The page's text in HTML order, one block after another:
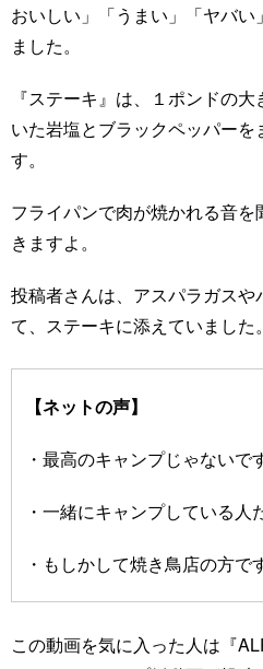
おいしい」「うまい」「ヤバ
ました。
『ステーキ』は、１ポンドの
いた岩塩とブラックペッパーを
す。
フライパンで肉が焼かれる音
きますよ。
投稿者さんは、アスパラガス
て、ステーキに添えていました。
【ネットの声】
・最高のキャンプじゃないで
・一緒にキャンプしている人
・もしかして焼き鳥店の方で
この動画を気に入った人は『